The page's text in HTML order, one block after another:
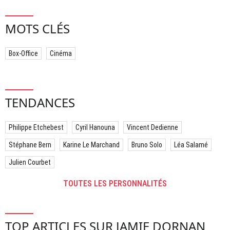
MOTS CLÉS
Box-Office Cinéma
TENDANCES
Philippe Etchebest Cyril Hanouna Vincent Dedienne
Stéphane Bern Karine Le Marchand Bruno Solo Léa Salamé
Julien Courbet
TOUTES LES PERSONNALITÉS
TOP ARTICLES SUR JAMIE DORNAN